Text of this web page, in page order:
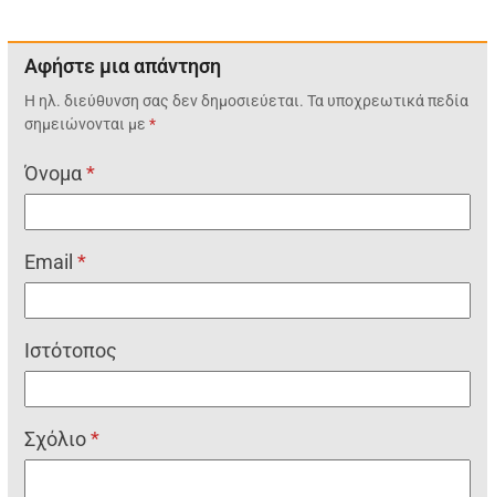
Αφήστε μια απάντηση
Η ηλ. διεύθυνση σας δεν δημοσιεύεται. Τα υποχρεωτικά πεδία
σημειώνονται με*
Όνομα*
Email*
Ιστότοπος
Σχόλιο*